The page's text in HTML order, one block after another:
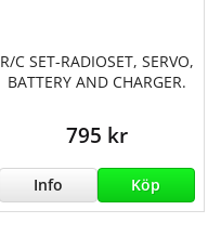
R/C SET-RADIOSET, SERVO,
BATTERY AND CHARGER.
795 kr
Info Köp